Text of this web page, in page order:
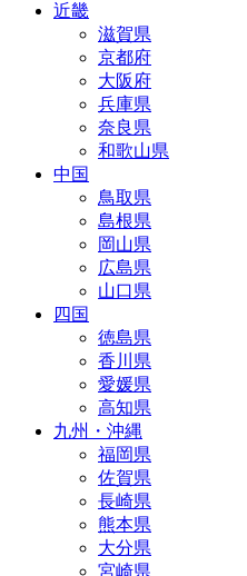
近畿
滋賀県
京都府
大阪府
兵庫県
奈良県
和歌山県
中国
鳥取県
島根県
岡山県
広島県
山口県
四国
徳島県
香川県
愛媛県
高知県
九州・沖縄
福岡県
佐賀県
長崎県
熊本県
大分県
宮崎県